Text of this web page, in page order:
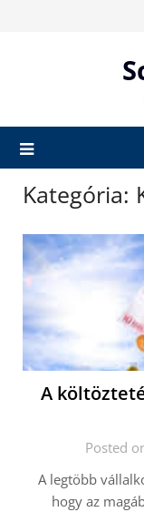
Kategória:
A
Posted
A legtöbb
hogy az